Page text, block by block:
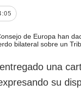
una
su